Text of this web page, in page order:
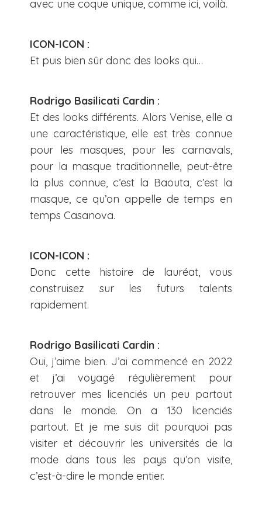
avec une coque unique, comme ici, voilà.
ICON-ICON :
Et puis bien sûr donc des looks qui…
Rodrigo Basilicati Cardin :
Et des looks différents. Alors Venise, elle a
une caractéristique, elle est très connue
pour les masques, pour les carnavals,
pour la masque traditionnelle, peut-être
la plus connue, c’est la Baouta, c’est la
masque, ce qu’on appelle de temps en
temps Casanova.
ICON-ICON :
Donc cette histoire de lauréat, vous
construisez sur les futurs talents
rapidement.
Rodrigo Basilicati Cardin :
Oui, j’aime bien. J’ai commencé en 2022
et j’ai voyagé régulièrement pour
retrouver mes licenciés un peu partout
dans le monde. On a 130 licenciés
partout. Et je me suis dit pourquoi pas
visiter et découvrir les universités de la
mode dans tous les pays qu’on visite,
c’est-à-dire le monde entier.